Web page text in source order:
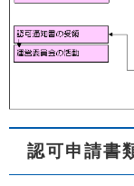
認可申請書